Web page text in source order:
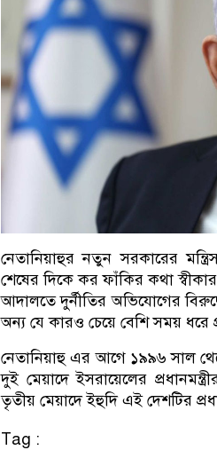
নেতানিয়াহুর নতুন সরকারের
শেষের দিকে কর ফাঁকির কথা
আদালতে দুর্নীতির অভিযোগের
অন্য যে কারও চেয়ে বেশি সময় ধরে
নেতানিয়াহু এর আগে ১৯৯৬ সাল
দুই মেয়াদে ইসরায়েলের
তৃতীয় মেয়াদে ইহুদি এই দেশটির
Tag :